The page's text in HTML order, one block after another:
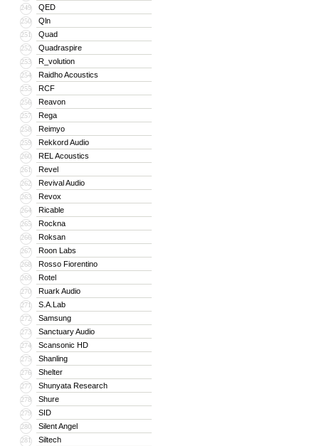
249 QED
250 Qln
251 Quad
252 Quadraspire
253 R_volution
254 Raidho Acoustics
255 RCF
256 Reavon
257 Rega
258 Reimyo
259 Rekkord Audio
260 REL Acoustics
261 Revel
262 Revival Audio
263 Revox
264 Ricable
265 Rockna
266 Roksan
267 Roon Labs
268 Rosso Fiorentino
269 Rotel
270 Ruark Audio
271 S.A.Lab
272 Samsung
273 Sanctuary Audio
274 Scansonic HD
275 Shanling
276 Shelter
277 Shunyata Research
278 Shure
279 SID
280 Silent Angel
281 Siltech